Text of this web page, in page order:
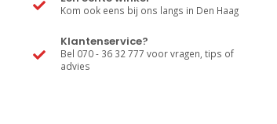
Kom ook eens bij ons langs in Den Haag
Klantenservice?
Bel 070 - 36 32 777 voor vragen, tips of
advies